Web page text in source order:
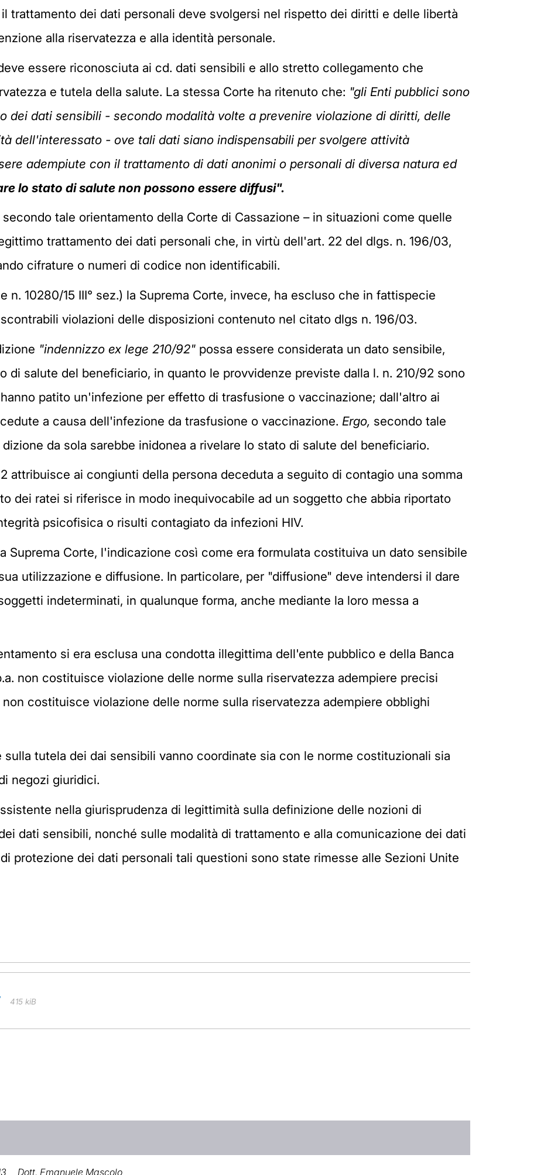
trattamento dei dati personali deve svolgersi nel rispetto dei diritti e delle libertà
alla riservatezza e alla identità personale.
essere riconosciuta ai cd. dati sensibili e allo stretto collegamento che
e tutela della salute. La stessa Corte ha ritenuto che: "gli Enti pubblici sono
dei dati sensibili - secondo modalità volte a prevenire violazione di diritti, delle
dell'interessato - ove tali dati siano indispensabili per svolgere attività
adempiute con il trattamento di dati anonimi o personali di diversa natura ed
lo stato di salute non possono essere diffusi".
tale orientamento della Corte di Cassazione – in situazioni come quelle
trattamento dei dati personali che, in virtù dell'art. 22 del dlgs. n. 196/03,
cifrature o numeri di codice non identificabili.
n. 10280/15 III° sez.) la Suprema Corte, invece, ha escluso che in fattispecie
violazioni delle disposizioni contenuto nel citato dlgs n. 196/03.
"indennizzo ex lege 210/92" possa essere considerata un dato sensibile,
di salute del beneficiario, in quanto le provvidenze previste dalla l. n. 210/92 sono
patito un'infezione per effetto di trasfusione o vaccinazione; dall'altro ai
a causa dell'infezione da trasfusione o vaccinazione. Ergo, secondo tale
da sola sarebbe inidonea a rivelare lo stato di salute del beneficiario.
attribuisce ai congiunti della persona deceduta a seguito di contagio una somma
dei ratei si riferisce in modo inequivocabile ad un soggetto che abbia riportato
psicofisica o risulti contagiato da infezioni HIV.
Suprema Corte, l'indicazione così come era formulata costituiva un dato sensibile
utilizzazione e diffusione. In particolare, per "diffusione" deve intendersi il dare
indeterminati, in qualunque forma, anche mediante la loro messa a
si era esclusa una condotta illegittima dell'ente pubblico e della Banca
non costituisce violazione delle norme sulla riservatezza adempiere precisi
costituisce violazione delle norme sulla riservatezza adempiere obblighi
tutela dei dai sensibili vanno coordinate sia con le norme costituzionali sia
negozi giuridici.
nella giurisprudenza di legittimità sulla definizione delle nozioni di
dati sensibili, nonché sulle modalità di trattamento e alla comunicazione dei dati
protezione dei dati personali tali questioni sono state rimesse alle Sezioni Unite
415 kiB
Dott. Emanuele Mascolo